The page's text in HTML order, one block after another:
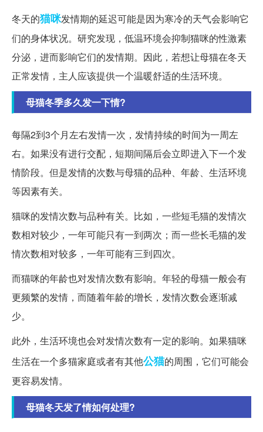
冬天的猫咪发情期的延迟可能是因为寒冷的天气会影响它
们的身体状况。研究发现，低温环境会抑制猫咪的性激素
分泌，进而影响它们的发情期。因此，若想让母猫在冬天
正常发情，主人应该提供一个温暖舒适的生活环境。
母猫冬季多久发一下情?
每隔2到3个月左右发情一次，发情持续的时间为一周左
右。如果没有进行交配，短期间隔后会立即进入下一个发
情阶段。但是发情的次数与母猫的品种、年龄、生活环境
等因素有关。
猫咪的发情次数与品种有关。比如，一些短毛猫的发情次
数相对较少，一年可能只有一到两次；而一些长毛猫的发
情次数相对较多，一年可能有三到四次。
而猫咪的年龄也对发情次数有影响。年轻的母猫一般会有
更频繁的发情，而随着年龄的增长，发情次数会逐渐减
少。
此外，生活环境也会对发情次数有一定的影响。如果猫咪
生活在一个多猫家庭或者有其他公猫的周围，它们可能会
更容易发情。
母猫冬天发了情如何处理?